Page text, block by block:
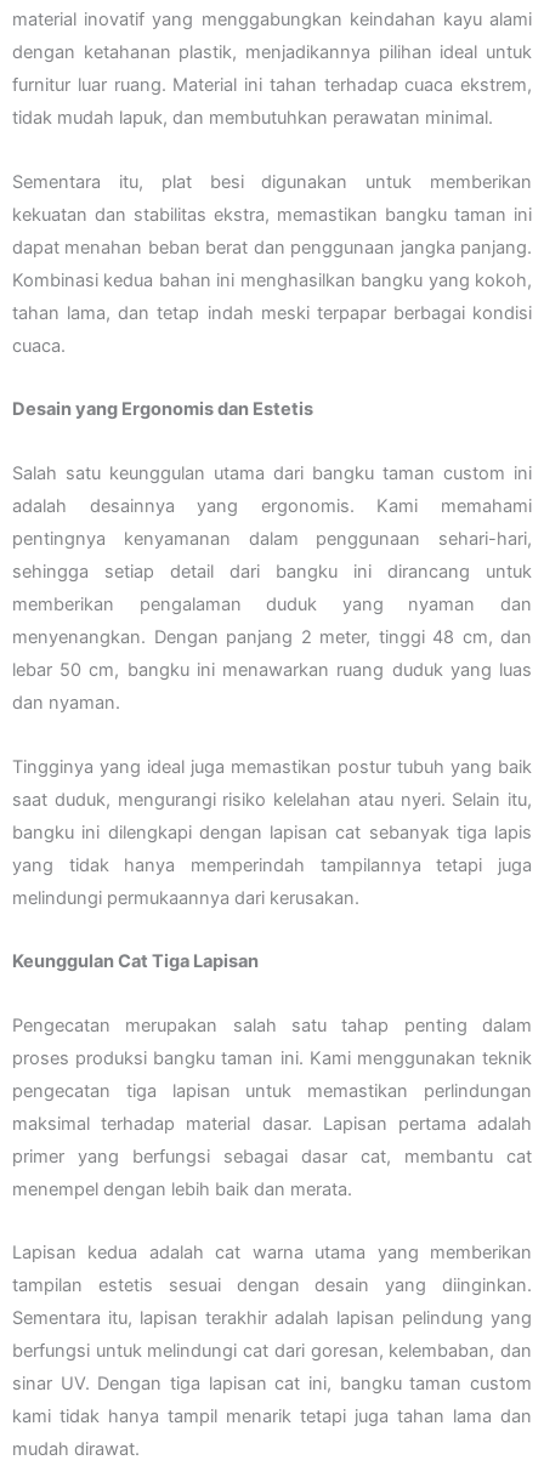
material inovatif yang menggabungkan keindahan kayu alami
dengan ketahanan plastik, menjadikannya pilihan ideal untuk
furnitur luar ruang. Material ini tahan terhadap cuaca ekstrem,
tidak mudah lapuk, dan membutuhkan perawatan minimal.
Sementara itu, plat besi digunakan untuk memberikan
kekuatan dan stabilitas ekstra, memastikan bangku taman ini
dapat menahan beban berat dan penggunaan jangka panjang.
Kombinasi kedua bahan ini menghasilkan bangku yang kokoh,
tahan lama, dan tetap indah meski terpapar berbagai kondisi
cuaca.
Desain yang Ergonomis dan Estetis
Salah satu keunggulan utama dari bangku taman custom ini
adalah desainnya yang ergonomis. Kami memahami
pentingnya kenyamanan dalam penggunaan sehari-hari,
sehingga setiap detail dari bangku ini dirancang untuk
memberikan pengalaman duduk yang nyaman dan
menyenangkan. Dengan panjang 2 meter, tinggi 48 cm, dan
lebar 50 cm, bangku ini menawarkan ruang duduk yang luas
dan nyaman.
Tingginya yang ideal juga memastikan postur tubuh yang baik
saat duduk, mengurangi risiko kelelahan atau nyeri. Selain itu,
bangku ini dilengkapi dengan lapisan cat sebanyak tiga lapis
yang tidak hanya memperindah tampilannya tetapi juga
melindungi permukaannya dari kerusakan.
Keunggulan Cat Tiga Lapisan
Pengecatan merupakan salah satu tahap penting dalam
proses produksi bangku taman ini. Kami menggunakan teknik
pengecatan tiga lapisan untuk memastikan perlindungan
maksimal terhadap material dasar. Lapisan pertama adalah
primer yang berfungsi sebagai dasar cat, membantu cat
menempel dengan lebih baik dan merata.
Lapisan kedua adalah cat warna utama yang memberikan
tampilan estetis sesuai dengan desain yang diinginkan.
Sementara itu, lapisan terakhir adalah lapisan pelindung yang
berfungsi untuk melindungi cat dari goresan, kelembaban, dan
sinar UV. Dengan tiga lapisan cat ini, bangku taman custom
kami tidak hanya tampil menarik tetapi juga tahan lama dan
mudah dirawat.